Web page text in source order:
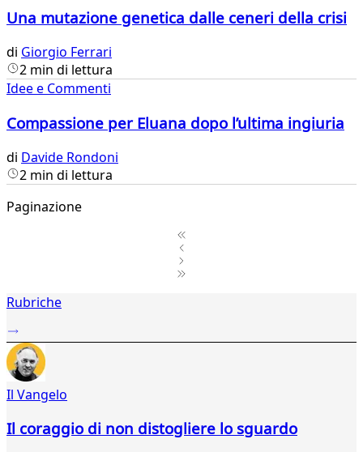
Una mutazione genetica dalle ceneri della crisi
di Giorgio Ferrari
2 min di lettura
Idee e Commenti
Compassione per Eluana dopo l’ultima ingiuria
di Davide Rondoni
2 min di lettura
Paginazione
2Rubriche
Il Vangelo
Il coraggio di non distogliere lo sguardo